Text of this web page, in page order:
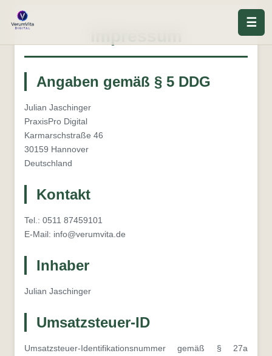
☰
Angaben gemäß § 5 DDG
Julian Jaschinger
PraxisPro Digital
Karmarschstraße 46
30159 Hannover
Deutschland
Kontakt
Tel.: 0511 87459101
E-Mail: info@verumvita.de
Inhaber
Julian Jaschinger
Umsatzsteuer-ID
Umsatzsteuer-Identifikationsnummer gemäß § 27a